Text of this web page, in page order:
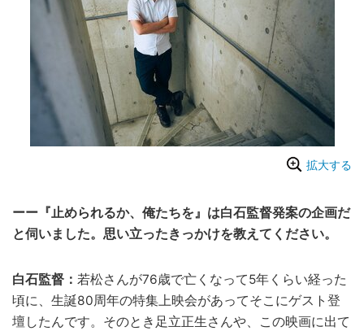
拡大する
ーー『止められるか、俺たちを』は白石監督発案の企画だ
と伺いました。思い立ったきっかけを教えてください。
白石監督： 若松さんが76歳で亡くなって5年くらい経った
頃に、生誕80周年の特集上映会があってそこにゲスト登
壇したんです。そのとき足立正生さんや、この映画に出て